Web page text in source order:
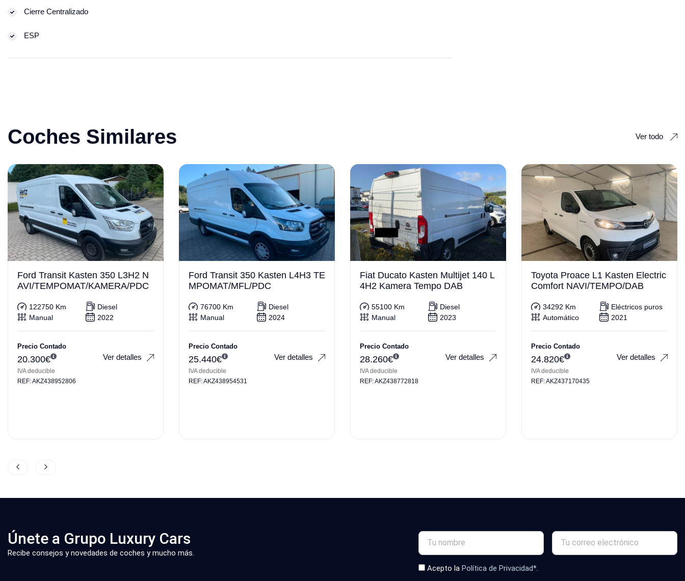
Cierre Centralizado
ESP
Coches Similares Ver todo
Ford Transit Kasten 350 L3H2 N
AVI/TEMPOMAT/KAMERA/PDC
122750 Km
Diesel
Manual
2022
Precio Contado
20.300€
IVA deducible
Ver detalles
REF: AKZ438952806
Ford Transit 350 Kasten L4H3 TE
MPOMAT/MFL/PDC
76700 Km
Diesel
Manual
2024
Precio Contado
25.440€
IVA deducible
Ver detalles
REF: AKZ438954531
Fiat Ducato Kasten Multijet 140 L
4H2 Kamera Tempo DAB
55100 Km
Diesel
Manual
2023
Precio Contado
28.260€
IVA deducible
Ver detalles
REF: AKZ438772818
Toyota Proace L1 Kasten Electric
Comfort NAVI/TEMPO/DAB
34292 Km
Eléctricos puros
Automático
2021
Precio Contado
24.820€
IVA deducible
Ver detalles
REF: AKZ437170435
Únete a Grupo Luxury Cars
Recibe consejos y novedades de coches y mucho más.
Acepto laPolítica de Privacidad*.